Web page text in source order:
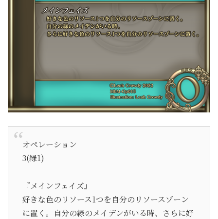
オペレーション
3(緑1)
『メインフェイズ』
好きな色のリソース1つを自分のリソースゾーン
に置く。自分の緑のメイデンがいる時、さらに好